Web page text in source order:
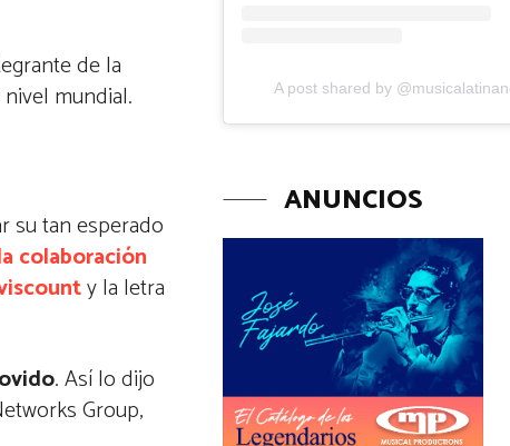
de la
mundial.
su tan esperado
colaboración
y la letra
. Así lo dijo
Group,
A post shared by
ANUNCIOS